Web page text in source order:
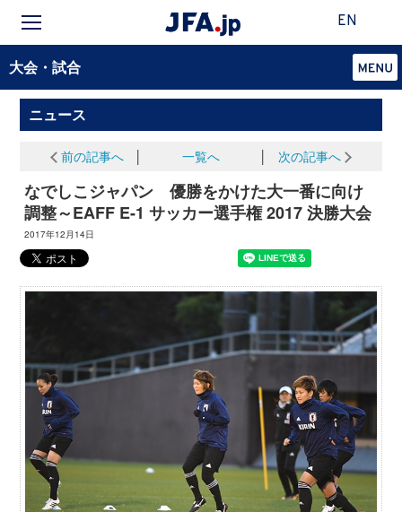
EN
大会・試合
ニュース
前の記事へ 一覧へ 次の記事へ
なでしこジャパン 優勝をかけた大一番に向け
調整～EAFF E-1 サッカー選手権 2017 決勝大会
2017年12月14日